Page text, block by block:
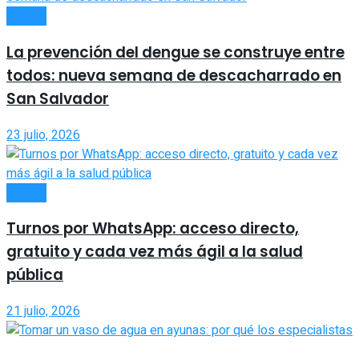
La prevención del dengue se construye entre
todos: nueva semana de descacharrado en
San Salvador
23 julio, 2026
Turnos por WhatsApp: acceso directo,
gratuito y cada vez más ágil a la salud
pública
21 julio, 2026